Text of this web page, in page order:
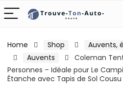
Home Shop
Auvents,
Auvents
Coleman
Personnes – Idéale pour Le
Étanche avec Tapis de Sol Cousu